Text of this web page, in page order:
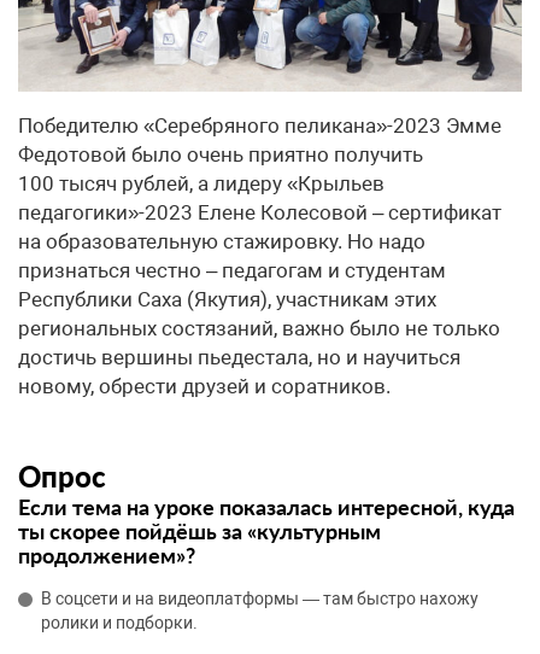
Победителю «Серебряного пеликана»-2023 Эмме
Федотовой было очень приятно получить
100 тысяч рублей, а лидеру «Крыльев
педагогики»-2023 Елене Колесовой – сертификат
на образовательную стажировку. Но надо
признаться честно – педагогам и студентам
Республики Саха (Якутия), участникам этих
региональных состязаний, важно было не только
достичь вершины пьедестала, но и научиться
новому, обрести друзей и соратников.
Опрос
Если тема на уроке показалась интересной, куда
ты скорее пойдёшь за «культурным
продолжением»?
В соцсети и на видеоплатформы — там быстро нахожу
ролики и подборки.